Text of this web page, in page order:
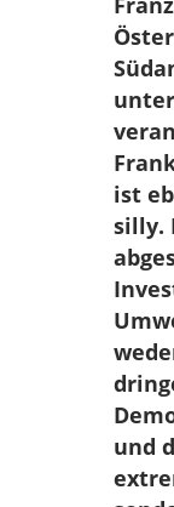
ist
silly.
und